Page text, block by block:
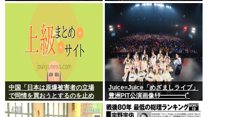
あげなかったの？
た避難所がこれwww
中国「日本は原爆被害者の立場
で同情を買おうとするのを止め
ろ」
Juice=Juice「めざましライブ」
豊洲PIT公演画像ｷﾀ━━━━(ﾟ
∀ﾟ)━━━━!!